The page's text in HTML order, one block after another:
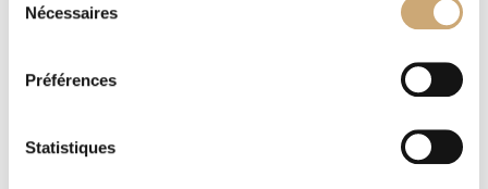
Nécessaires
Préférences
Statistiques